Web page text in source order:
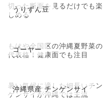
うりずん豆
切った断面を見るだけでも楽
しめる
ゴーヤー
もはや全国区の沖縄夏野菜の
代表格！健康面でも注目
沖縄県産 チンゲンサイ
暑い気候に適した細長いチン
ゲンサイが沖縄では主流